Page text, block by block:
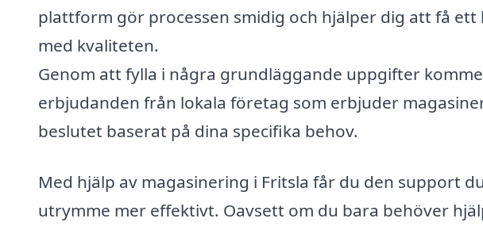
plattform gör processen smidig och hjälper dig att få
med kvaliteten.
Genom att fylla i några grundläggande uppgifter
erbjudanden från lokala företag som erbjuder
beslutet baserat på dina specifika behov.
Med hjälp av magasinering i Fritsla får du den support
utrymme mer effektivt. Oavsett om du bara behöver